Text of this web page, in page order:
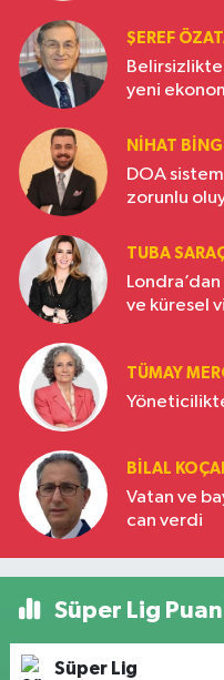
ŞEREF
yeni
NIHAT
DOA
zorunlu
TUBA
ve küresel
TÜMAY
BILAL
Vatan ve
can verdi
Süper Lig
Süper Lig